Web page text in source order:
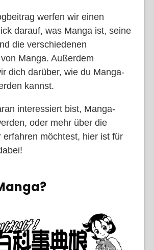
werfen wir einen
darauf, was Manga ist, seine
die verschiedenen
Manga. Außerdem
dich darüber, wie du Manga-
kannst.
interessiert bist, Manga-
oder mehr über die
erfahren möchtest, hier ist für